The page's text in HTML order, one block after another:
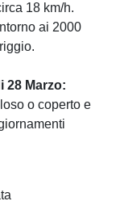
18 km/h.
ai 2000
28 Marzo:
o coperto e